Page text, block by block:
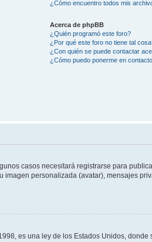
¿Cómo encuentro todos mis
Acerca de phpBB
¿Quién programó este foro?
¿Por qué este foro no tiene tal
¿Con quién se puede contactar
¿Cómo puedo ponerme en
casos necesitará registrarse para
personalizada (avatar), mensajes
es una ley de los Estados Unidos,